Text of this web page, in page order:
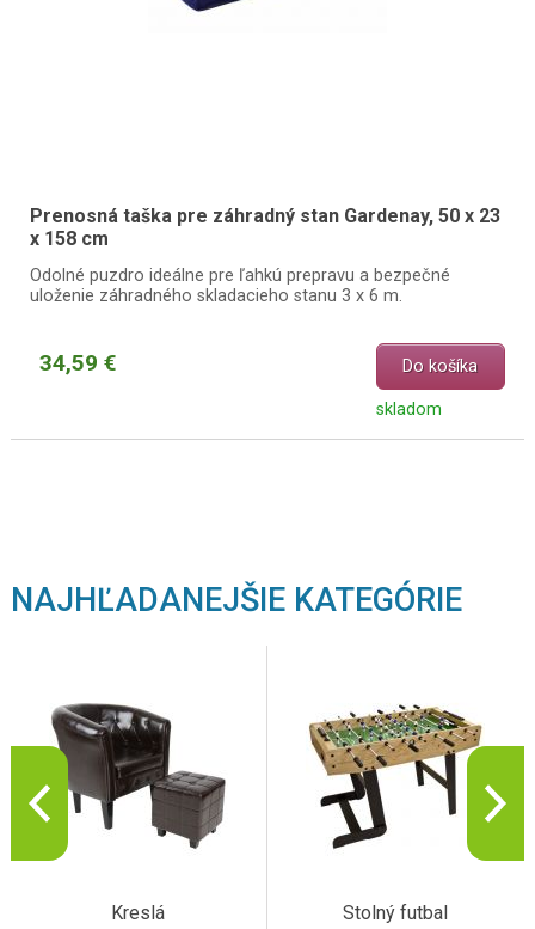
Prenosná taška pre záhradný stan Gardenay, 50 x 23
x 158 cm
Odolné puzdro ideálne pre ľahkú prepravu a bezpečné
uloženie záhradného skladacieho stanu 3 x 6 m.
34,59 € Do košíka
skladom
NAJHĽADANEJŠIE KATEGÓRIE
Kreslá Stolný futbal